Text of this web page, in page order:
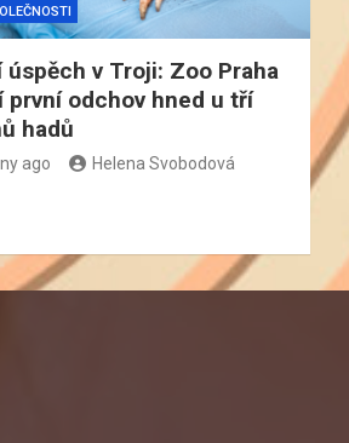
úspěch v Troji: Zoo Praha
první odchov hned u tří
hadů
ago Helena Svobodová